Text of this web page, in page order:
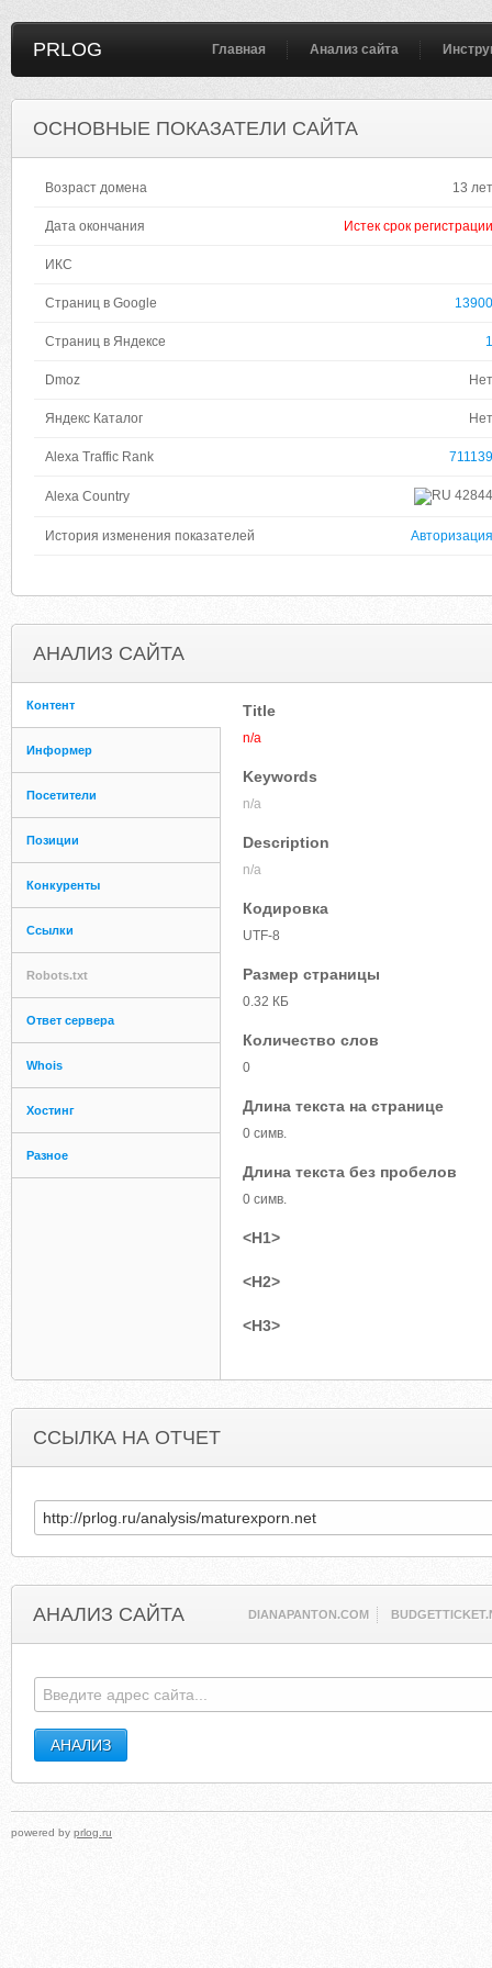
PRLOG Главная Анализ сайта
ОСНОВНЫЕ ПОКАЗАТЕЛИ САЙТА
Возраст домена 13 лет
Дата окончания Истек срок регистрации
ИКС
Страниц в Google 13900
Страниц в Яндексе 1
Dmoz Нет
Яндекс Каталог Нет
Alexa Traffic Rank 711139
Alexa Country 42844
История изменения показателей Авторизация
АНАЛИЗ САЙТА
Контент
Информер
Посетители
Позиции
Конкуренты
Ссылки
Robots.txt
Ответ сервера
Whois
Хостинг
Разное
Title
n/a
Keywords
n/a
Description
n/a
Кодировка
UTF-8
Размер страницы
0.32 КБ
Количество слов
0
Длина текста на странице
0 симв.
Длина текста без пробелов
0 симв.
<H1>
<H2>
<H3>
ССЫЛКА НА ОТЧЕТ
АНАЛИЗ САЙТА DIANAPANTON.COM
powered by prlog.ru